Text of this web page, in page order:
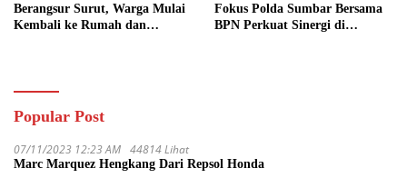
Berangsur Surut, Warga Mulai
Kembali ke Rumah dan
Fokus Polda Sumbar Bersama
BPN Perkuat Sinergi di
Popular Post
07/11/2023 12:23 AM 44814 Lihat
Marc Marquez Hengkang Dari Repsol Honda